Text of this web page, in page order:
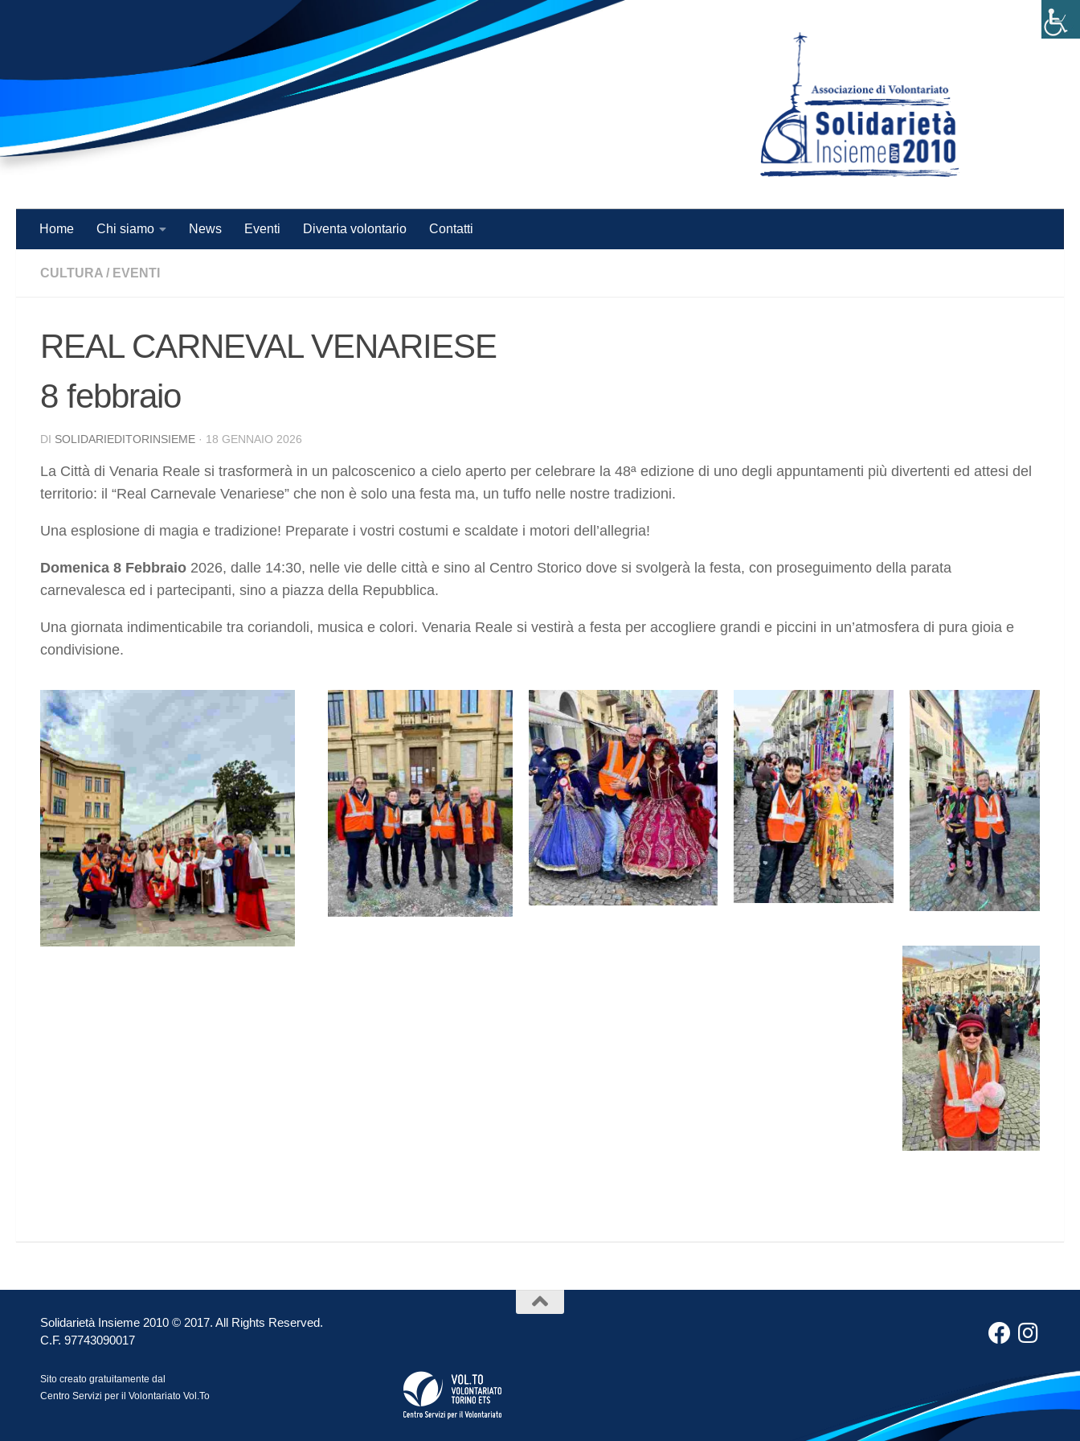
Home Chi siamo News Eventi Diventa volontario Contatti
CULTURA / EVENTI
REAL CARNEVAL VENARIESE
8 febbraio
DI SOLIDARIEDITORINSIEME · 18 GENNAIO 2026
La Città di Venaria Reale si trasformerà in un palcoscenico a cielo aperto per celebrare la 48ª edizione di uno degli appuntamenti più divertenti ed attesi del
territorio: il “Real Carnevale Venariese” che non è solo una festa ma, un tuffo nelle nostre tradizioni.
Una esplosione di magia e tradizione! Preparate i vostri costumi e scaldate i motori dell’allegria!
Domenica 8 Febbraio 2026, dalle 14:30, nelle vie delle città e sino al Centro Storico dove si svolgerà la festa, con proseguimento della parata
carnevalesca ed i partecipanti, sino a piazza della Repubblica.
Una giornata indimenticabile tra coriandoli, musica e colori. Venaria Reale si vestirà a festa per accogliere grandi e piccini in un’atmosfera di pura gioia e
condivisione.
Solidarietà Insieme 2010 © 2017. All Rights Reserved.
C.F. 97743090017
Sito creato gratuitamente dal
Centro Servizi per il Volontariato Vol.To